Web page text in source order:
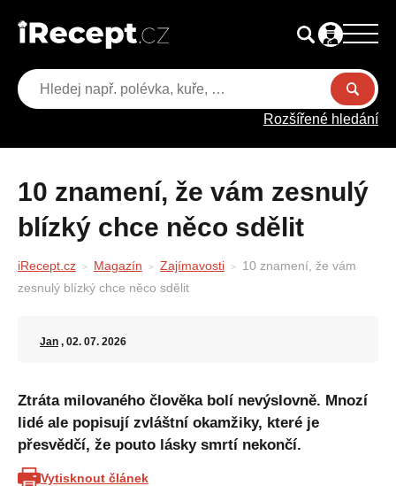
Rozšířené hledání
10 znamení, že vám zesnulý
blízký chce něco sdělit
iRecept.cz Magazín Zajímavosti
10 znamení, že vám
zesnulý blízký chce něco sdělit
Jan , 02. 07. 2026
Ztráta milovaného člověka bolí nevýslovně. Mnozí
lidé ale popisují zvláštní okamžiky, které je
přesvědčí, že pouto lásky smrtí nekončí.
Vytisknout článek